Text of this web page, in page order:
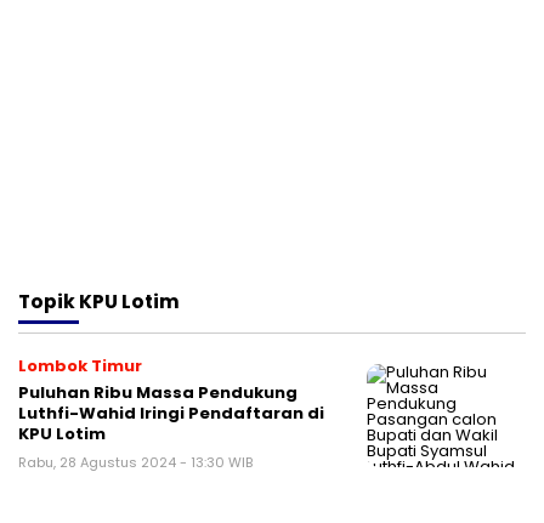
TopikKPU Lotim
Lombok Timur
Puluhan Ribu Massa Pendukung
Luthfi-Wahid Iringi Pendaftaran di
KPU Lotim
Rabu, 28 Agustus 2024 - 13:30 WIB